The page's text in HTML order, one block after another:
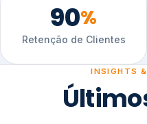
90%
Retenção de Clientes
INSIGHTS